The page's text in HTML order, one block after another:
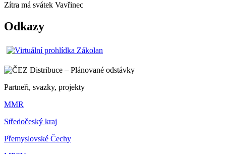
Zítra má svátek Vavřinec
Odkazy
Partneři, svazky, projekty
MMR
Středočeský kraj
Přemyslovské Čechy